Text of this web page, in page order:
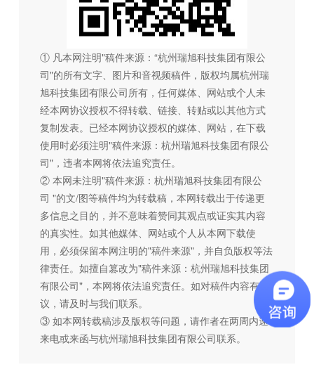
① 凡本网注明"稿件来源：“杭州瑞旭科技集团有限公
司"的所有文字、图片和音视频稿件，版权均属杭州瑞
旭科技集团有限公司所有，任何媒体、网站或个人未
经本网协议授权不得转载、链接、转贴或以其他方式
复制发表。已经本网协议授权的媒体、网站，在下载
使用时必须注明"稿件来源：杭州瑞旭科技集团有限公
司"，违者本网将依法追究责任。
② 本网未注明"稿件来源：杭州瑞旭科技集团有限公
司 "的文/图等稿件均为转载稿，本网转载出于传递更
多信息之目的，并不意味着赞同其观点或证实其内容
的真实性。如其他媒体、网站或个人从本网下载使
用，必须保留本网注明的"稿件来源"，并自负版权等法
律责任。如擅自篡改为"稿件来源：杭州瑞旭科技集团
有限公司"，本网将依法追究责任。如对稿件内容有疑
议，请及时与我们联系。
③ 如本网转载稿涉及版权等问题，请作者在两周内速
来电或来函与杭州瑞旭科技集团有限公司联系。